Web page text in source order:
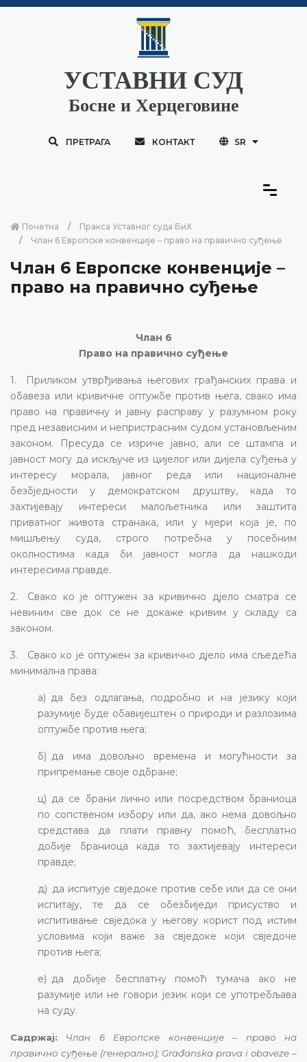
УСТАВНИ СУД
Босне и Херцеговине
ПРЕТРАГА КОНТАКТ SR
Почетна
Пракса Уставног суда БиХ
Члан 6 Европске конвенције – право на правично суђење
Члан 6 Европске конвенције –
право на правично суђење
Члан 6
Право на правично суђење
1. Приликом утврђивања његових грађанских права и
обавеза или кривичне оптужбе против њега, свако има
право на правичну и јавну расправу у разумном року
пред независним и непристрасним судом установљеним
законом. Пресуда се изриче јавно, али се штампа и
јавност могу да искључе из цијелог или дијела суђења у
интересу морала, јавног реда или националне
безбједности у демократском друштву, када то
захтијевају интереси малољетника или заштита
приватног живота странака, или у мјери која је, по
мишљењу суда, строго потребна у посебним
околностима када би јавност могла да нашкоди
интересима правде.
2. Свако ко је оптужен за кривично дјело сматра се
невиним све док се не докаже кривим у складу са
законом.
3. Свако ко је оптужен за кривично дјело има сљедећа
минимална права:
а) да без одлагања, подробно и на језику који
разумије буде обавијештен о природи и разлозима
оптужбе против њега;
б) да има довољно времена и могућности за
припремање своје одбране;
ц) да се брани лично или посредством браниоца
по сопственом избору или да, ако нема довољно
средстава да плати правну помоћ, бесплатно
добије браниоца када то захтијевају интереси
правде;
д) да испитује свједоке против себе или да се они
испитају, те да се обезбиједи присуство и
испитивање свједока у његову корист под истим
условима који важе за свједоке који свједоче
против њега;
е) да добије бесплатну помоћ тумача ако не
разумије или не говори језик који се употребљава
на суду.
Садржај:
Члан 6 Европске конвенције – право на
правично суђење (генерално); Građanska prava i obaveze –